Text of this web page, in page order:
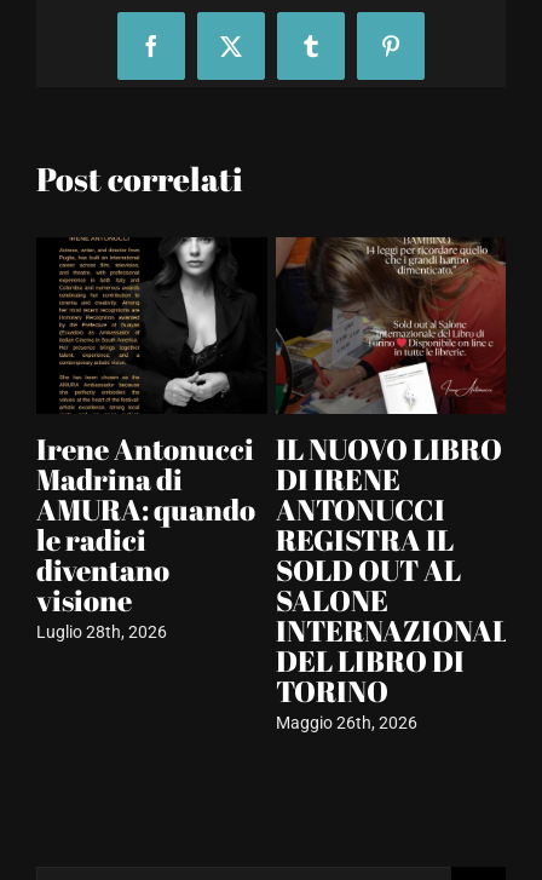
FacebookX Tumblr Pinterest
Post correlati
di
quando
IL NUOVO LIBRO
DI IRENE
ANTONUCCI
REGISTRA IL
SOLD OUT AL
INTERNAZIONALE
DEL LIBRO DI
Irene
in uscita il
libro
spiegato a
bambino” e
percorso tra
formazione,
cultura e
impegno sul
territorio
Aprile 28th, 2026